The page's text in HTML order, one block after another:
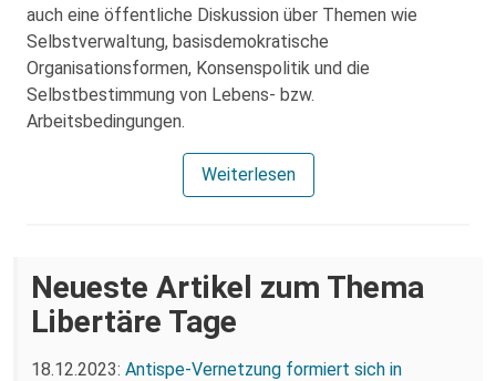
auch eine öffentliche Diskussion über Themen wie
Selbstverwaltung, basisdemokratische
Organisationsformen, Konsenspolitik und die
Selbstbestimmung von Lebens- bzw.
Arbeitsbedingungen.
Weiterlesen
Neueste Artikel zum Thema
Libertäre Tage
18.12.2023: Antispe-Vernetzung formiert sich in